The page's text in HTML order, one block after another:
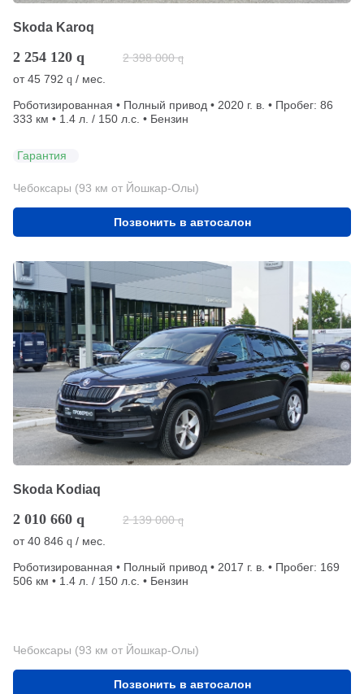
Skoda Karoq
2 254 120 q 2 398 000 q
от45 792 q / мес.
Роботизированная • Полный привод • 2020 г. в. • Пробег: 86
333 км • 1.4 л. / 150 л.с. • Бензин
Гарантия
Чебоксары (93 км от Йошкар-Олы)
Позвонить в автосалон
Skoda Kodiaq
2 010 660 q 2 139 000 q
от40 846 q / мес.
Роботизированная • Полный привод • 2017 г. в. • Пробег: 169
506 км • 1.4 л. / 150 л.с. • Бензин
Чебоксары (93 км от Йошкар-Олы)
Позвонить в автосалон